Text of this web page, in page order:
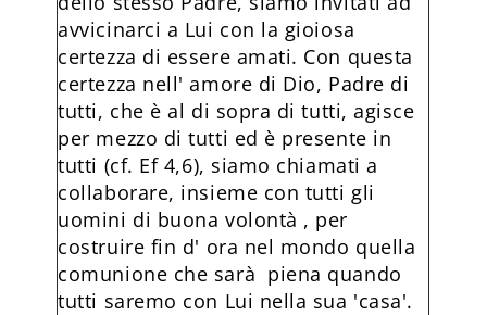
avvicinarci a Lui con la gioiosa
certezza di essere amati. Con questa
certezza nell' amore di Dio, Padre di
tutti, che è al di sopra di tutti, agisce
per mezzo di tutti ed è presente in
tutti (cf. Ef 4,6), siamo chiamati a
collaborare, insieme con tutti gli
uomini di buona volontà , per
costruire fin d' ora nel mondo quella
comunione che sarà piena quando
tutti saremo con Lui nella sua 'casa'.